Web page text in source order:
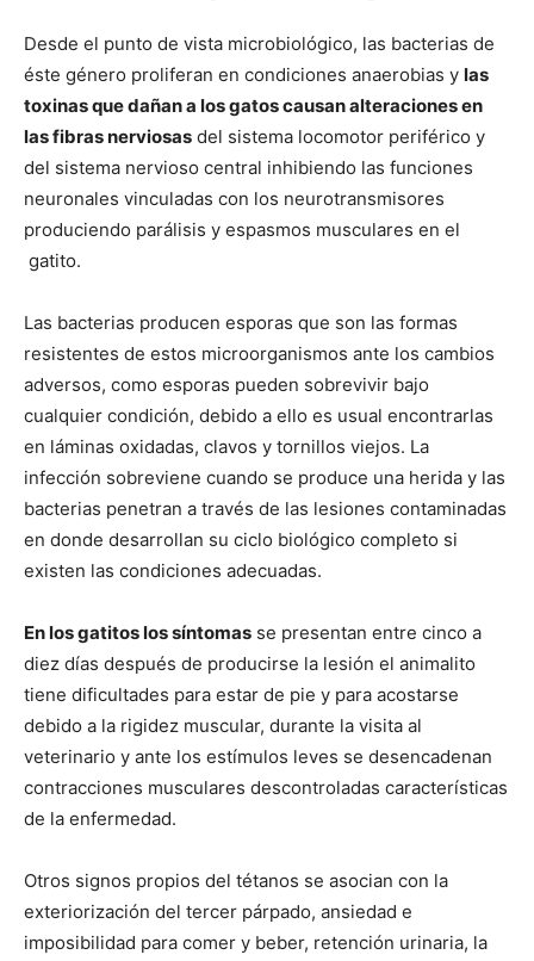
Desde el punto de vista microbiológico, las bacterias de
éste género proliferan en condiciones anaerobias y las
toxinas que dañan a los gatos causan alteraciones en
las fibras nerviosas del sistema locomotor periférico y
del sistema nervioso central inhibiendo las funciones
neuronales vinculadas con los neurotransmisores
produciendo parálisis y espasmos musculares en el
gatito.
Las bacterias producen esporas que son las formas
resistentes de estos microorganismos ante los cambios
adversos, como esporas pueden sobrevivir bajo
cualquier condición, debido a ello es usual encontrarlas
en láminas oxidadas, clavos y tornillos viejos. La
infección sobreviene cuando se produce una herida y las
bacterias penetran a través de las lesiones contaminadas
en donde desarrollan su ciclo biológico completo si
existen las condiciones adecuadas.
En los gatitos los síntomas se presentan entre cinco a
diez días después de producirse la lesión el animalito
tiene dificultades para estar de pie y para acostarse
debido a la rigidez muscular, durante la visita al
veterinario y ante los estímulos leves se desencadenan
contracciones musculares descontroladas características
de la enfermedad.
Otros signos propios del tétanos se asocian con la
exteriorización del tercer párpado, ansiedad e
imposibilidad para comer y beber, retención urinaria, la